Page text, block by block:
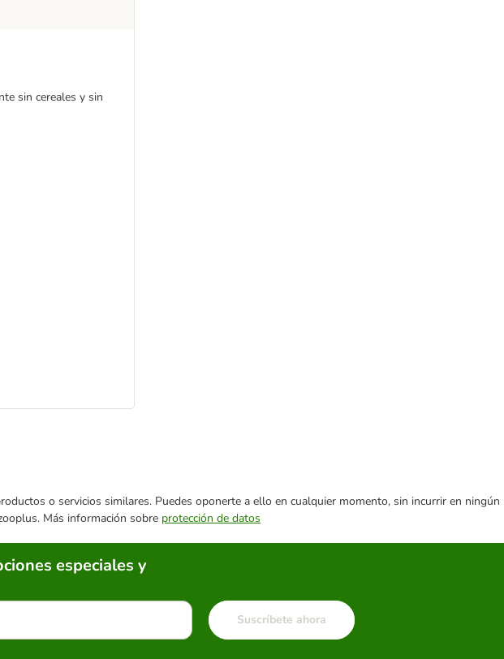
sin cereales y sin
o servicios similares. Puedes oponerte a ello en cualquier momento, sin incurrir en ningún
Más información sobre protección de datos
especiales y
Suscríbete ahora